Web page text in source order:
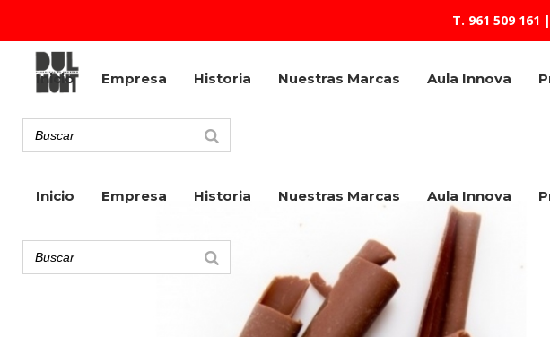
T. 961 509 161
Inicio Empresa Historia Nuestras Marcas Aula Innova
Inicio Empresa Historia Nuestras Marcas Aula Innova